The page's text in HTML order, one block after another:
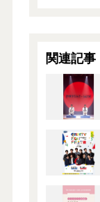
関連記事